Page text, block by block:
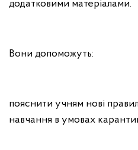
додатковими матеріалами.
Вони допоможуть:
пояснити учням нові
навчання в умовах